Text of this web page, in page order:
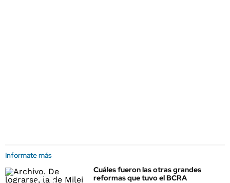
Informate más
Cuáles fueron las otras grandes
reformas que tuvo el BCRA